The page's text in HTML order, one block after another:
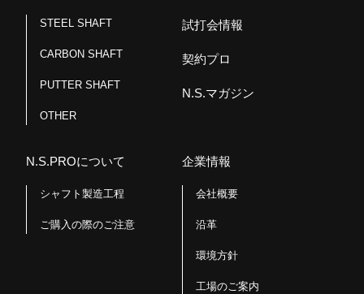
STEEL SHAFT
CARBON SHAFT
PUTTER SHAFT
OTHER
試打会情報
契約プロ
N.S.マガジン
N.S.PROについて
シャフト製造工程
ご購入の際のご注意
企業情報
会社概要
沿革
環境方針
工場のご案内